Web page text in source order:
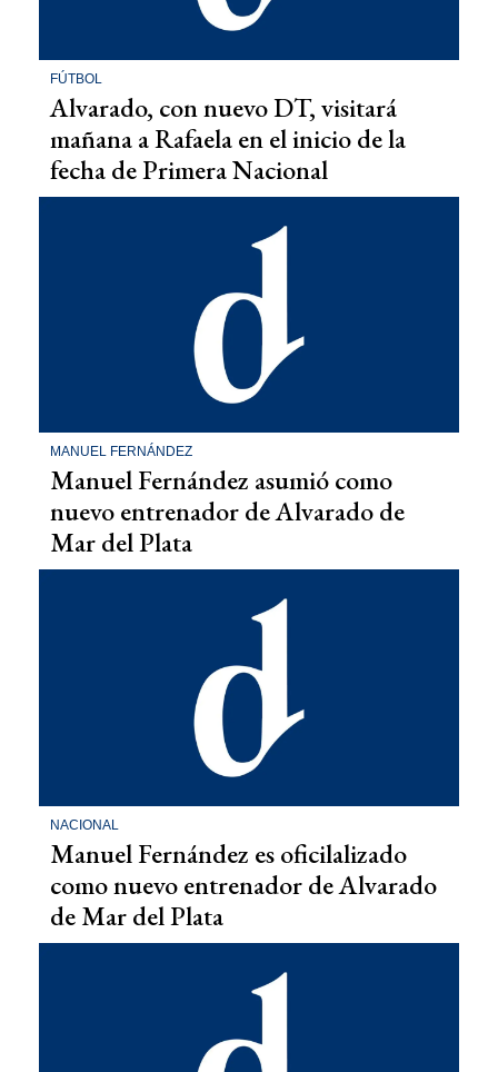
FÚTBOL
Alvarado, con nuevo DT, visitará
mañana a Rafaela en el inicio de la
fecha de Primera Nacional
MANUEL FERNÁNDEZ
Manuel Fernández asumió como
nuevo entrenador de Alvarado de
Mar del Plata
NACIONAL
Manuel Fernández es oficilalizado
como nuevo entrenador de Alvarado
de Mar del Plata